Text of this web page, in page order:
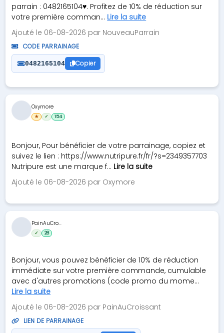
parrain : 0482165104♥️. Profitez de 10% de réduction sur
votre première comman... Lire la suite
Ajouté le 06-08-2026 par NouveauParrain
CODE PARRAINAGE
0482165104 Copier
Bonjour, Pour bénéficier de votre parrainage, copiez et
suivez le lien : https://www.nutripure.fr/fr/?s=2349357703
Nutripure est une marque f... Lire la suite
Ajouté le 06-08-2026 par Oxymore
Oxymore
★ ✓ 154
Bonjour, vous pouvez bénéficier de 10% de réduction
immédiate sur votre première commande, cumulable
avec d'autres promotions (code promo du mome...
Lire la suite
Ajouté le 06-08-2026 par PainAuCroissant
LIEN DE PARRAINAGE
PainAuCro...
✓ 28